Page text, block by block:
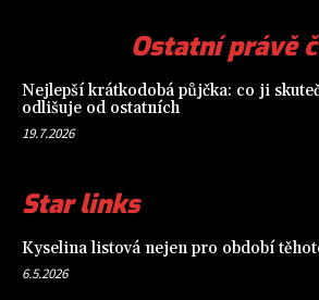
Ostatní právě
Nejlepší krátkodobá půjčka: co ji
odlišuje od ostatních
19.7.2026
Star links
Kyselina listová nejen pro období
6.5.2026